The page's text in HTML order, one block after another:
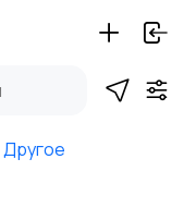
Другое